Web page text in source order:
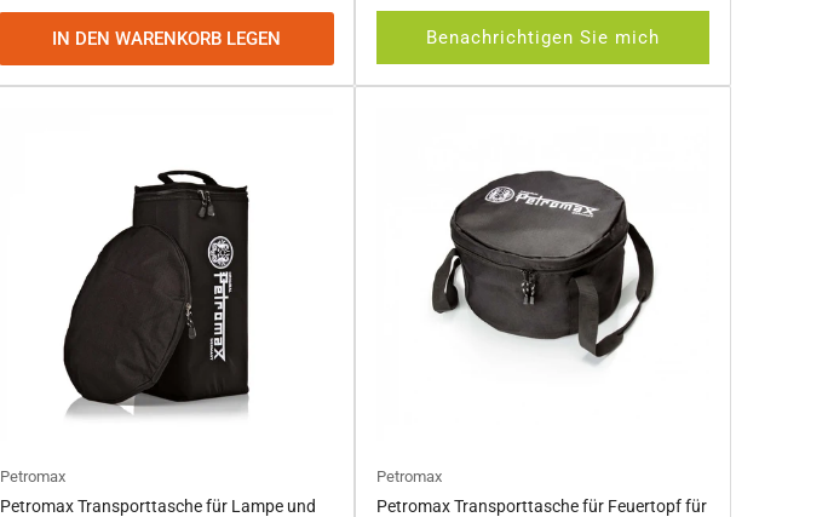
IN DEN WARENKORB LEGEN Benachrichtigen Sie mich
Petromax
Petromax Transporttasche für Lampe und
Petromax
Petromax Transporttasche für Feuertopf für